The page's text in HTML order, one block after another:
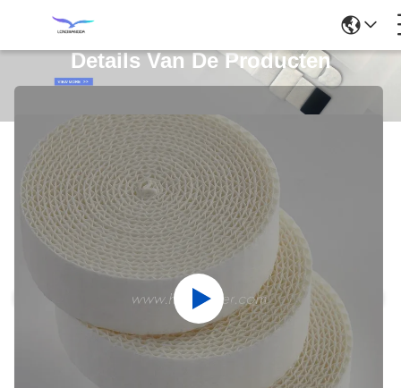
Details Van De Producten